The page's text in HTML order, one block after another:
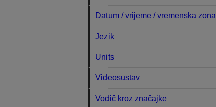
Datum / vrijeme / vremenska zona
Jezik
Units
Videosustav
Vodič kroz značajke